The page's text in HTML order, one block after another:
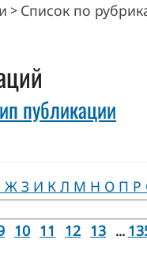
> Список по
публикации
Ж З И К Л М Н О П Р
10 11 12 13 ...